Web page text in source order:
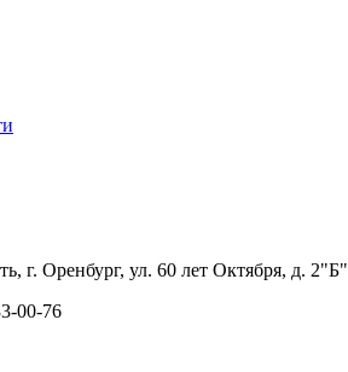
г. Оренбург, ул. 60 лет Октября, д. 2"Б"
00-76